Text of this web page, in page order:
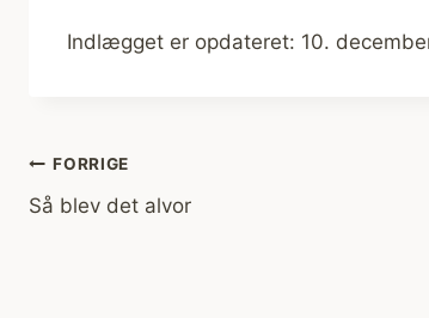
Indlægget er opdateret: 10.
Indlægsnavigation
FORRIGE
Så blev det alvor